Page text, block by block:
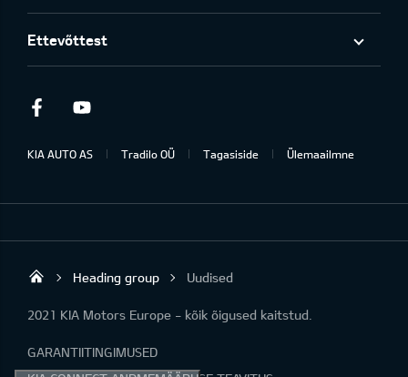
Ettevõttest
Facebook
KIA AUTO AS Tradilo OÜ Tagasiside Ülemaailmne
Tradilo OÜ
Heading group Uudised
2021 KIA Motors Europe - kõik õigused kaitstud.
GARANTIITINGIMUSED